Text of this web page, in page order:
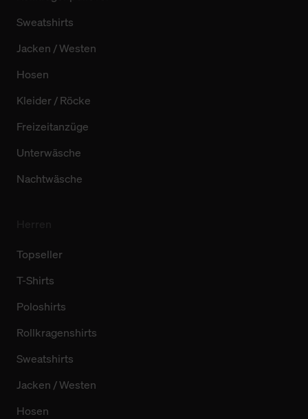
Sweatshirts
Jacken / Westen
Hosen
Kleider / Röcke
Freizeitanzüge
Unterwäsche
Nachtwäsche
Topseller
T-Shirts
Poloshirts
Rollkragenshirts
Sweatshirts
Jacken / Westen
Hosen